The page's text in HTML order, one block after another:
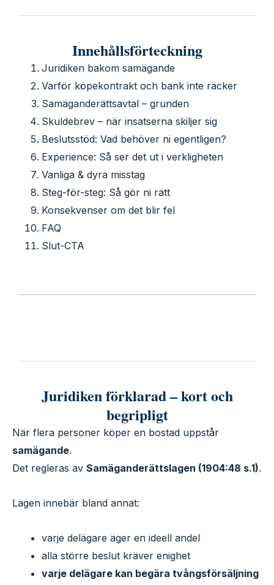
Innehållsförteckning
Juridiken bakom samägande
Varför köpekontrakt och bank inte räcker
Samäganderättsavtal – grunden
Skuldebrev – när insatserna skiljer sig
Beslutsstöd: Vad behöver ni egentligen?
Experience: Så ser det ut i verkligheten
Vanliga & dyra misstag
Steg-för-steg: Så gör ni rätt
Konsekvenser om det blir fel
FAQ
Slut-CTA
Juridiken förklarad – kort och
begripligt
När flera personer köper en bostad uppstår
samägande.
Det regleras av Samäganderättslagen (1904:48 s.1).
Lagen innebär bland annat:
varje delägare äger en ideell andel
alla större beslut kräver enighet
varje delägare kan begära tvångsförsäljning